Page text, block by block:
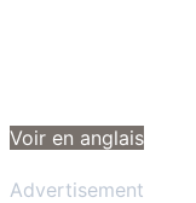
Voir en anglais
Advertisement